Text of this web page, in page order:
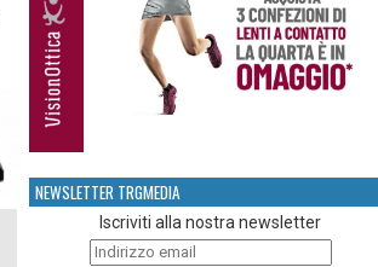
NEWSLETTER TRGMEDIA
Iscriviti alla nostra newsletter